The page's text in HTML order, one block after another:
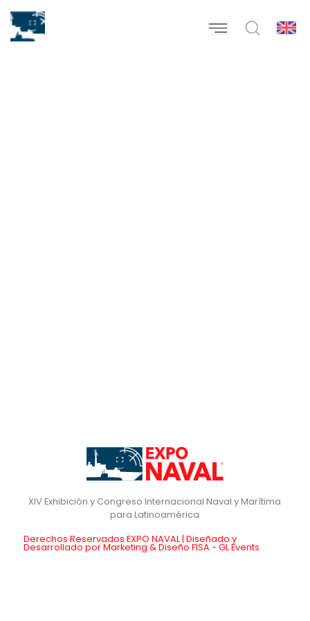
XIV Exhibición y Congreso Internacional Naval y Marítima
para Latinoamérica
Derechos Reservados EXPO NAVAL | Diseñado y
Desarrollado por Marketing & Diseño FISA - GL Events